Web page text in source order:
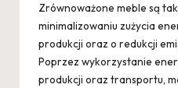
Zrównoważone meble są
minimalizowaniu zużycia
produkcji oraz o redukcji
Poprzez wykorzystanie
produkcji oraz transportu,